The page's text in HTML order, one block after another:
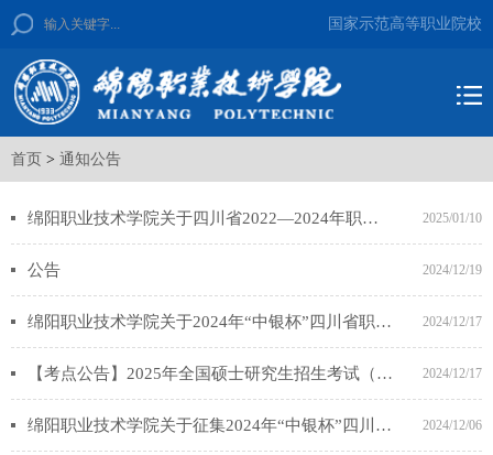
国家示范高等职业院校
首页 > 通知公告
2025/01/10
绵阳职业技术学院关于四川省2022—2024年职业教育人才培养和教育教学改革研究项目验收结果的公示
2024/12/19
公告
2024/12/17
绵阳职业技术学院关于2024年“中银杯”四川省职业院校技能大赛新材料智能生产与检测赛项合作企业的公示
2024/12/17
【考点公告】2025年全国硕士研究生招生考试（初试）绵阳职业技术学院考点（5141）考前公告
2024/12/06
绵阳职业技术学院关于征集2024年“中银杯”四川省职业院校技能大赛（高职组）“新材料智能生产与检测”赛项合作企业的公告